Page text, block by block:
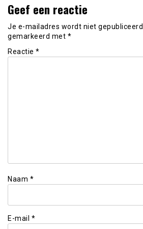
Geef een reactie
Je e-mailadres wordt niet gepubliceerd.
gemarkeerd met *
Reactie *
Naam *
E-mail *